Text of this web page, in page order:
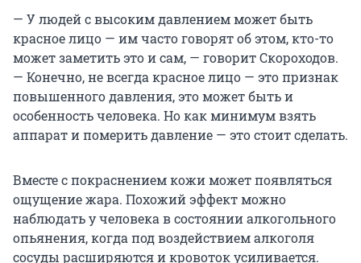
— У людей с высоким давлением может быть
красное лицо — им часто говорят об этом, кто-то
может заметить это и сам, — говорит Скороходов.
— Конечно, не всегда красное лицо — это признак
повышенного давления, это может быть и
особенность человека. Но как минимум взять
аппарат и померить давление — это стоит сделать.
Вместе с покраснением кожи может появляться
ощущение жара. Похожий эффект можно
наблюдать у человека в состоянии алкогольного
опьянения, когда под воздействием алкоголя
сосуды расширяются и кровоток усиливается.